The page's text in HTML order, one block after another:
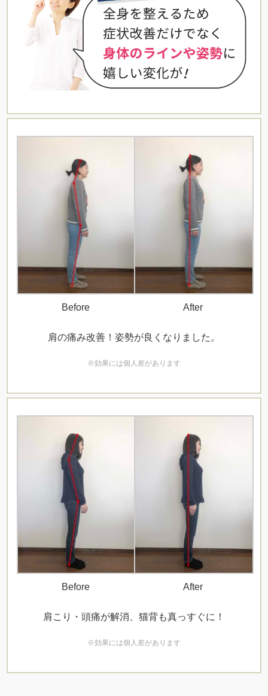
Before After
肩の痛み改善！姿勢が良くなりました。
※効果には個人差があります
Before After
肩こり・頭痛が解消、猫背も真っすぐに！
※効果には個人差があります